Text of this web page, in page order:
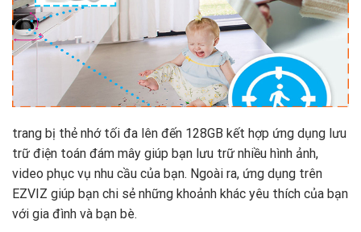
trang bị thẻ nhớ tối đa lên đến 128GB kết hợp ứng dụng lưu
trữ điện toán đám mây giúp bạn lưu trữ nhiều hình ảnh,
video phục vụ nhu cầu của bạn. Ngoài ra, ứng dụng trên
EZVIZ giúp bạn chi sẻ những khoảnh khác yêu thích của bạn
với gia đình và bạn bè.